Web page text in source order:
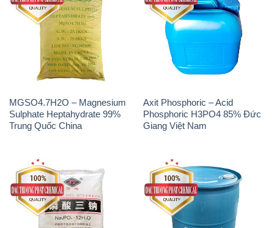
MGSO4.7H2O – Magnesium
Sulphate Heptahydrate 99%
Trung Quốc China
Axit Phosphoric – Acid
Phosphoric H3PO4 85% Đức
Giang Việt Nam